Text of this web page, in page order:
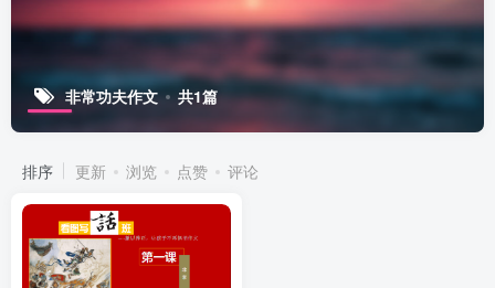
非常功夫作文 共1篇
排序 更新 浏览 点赞 评论